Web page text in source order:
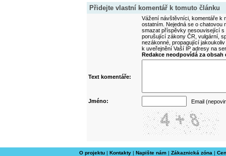
Přidejte vlastní komentář k tomuto článku
Vážení návštěvníci, komentáře k
ostatním. Nejedná se o
smazat příspěvky nesouvisející
porušující zákony ČR, vulgární,
nezákonné, propagující
k uveřejnění Vaší IP adresy na
Redakce neodpovídá za
Text komentáře:
Jméno: Email
O projektu| Kontakty| Napište nám| Zákaznická zóna |